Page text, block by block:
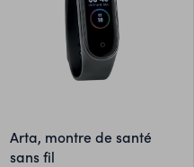
arta, montre de santé
sans fil